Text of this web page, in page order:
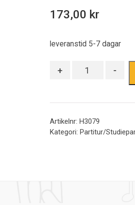
of
173,00 kr
leveranstid 5-7 dagar
+ Antal -
Artikelnr:H3079
Kategori:Partitur/